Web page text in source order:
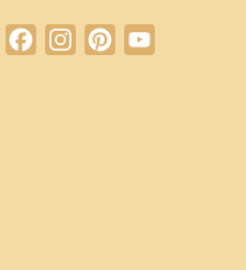
FacebookInstagramPinterest